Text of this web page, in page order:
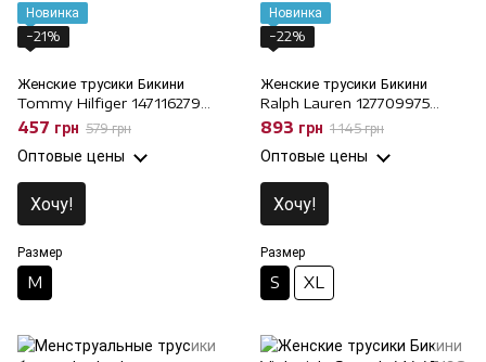
Новинка
−21%
Женские трусики Бикини
Tommy Hilfiger 147116279
голубые, M
457 грн 579 грн
Оптовые цены
Хочу!
Размер
M
Новинка
−22%
Женские трусики Бикини
Ralph Lauren 127709975
черные, S
893 грн 1 145 грн
Оптовые цены
Хочу!
Размер
S XL